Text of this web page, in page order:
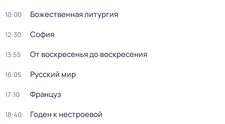
10:00 Божественная литургия
12:30 София
13:55 От воскресенья до воскресения
16:05 Русский мир
17:10 Француз
18:40 Годен к нестроевой